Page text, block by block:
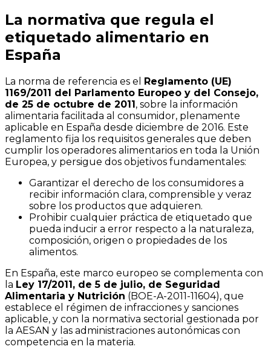
La normativa que regula el
etiquetado alimentario en
España
La norma de referencia es el Reglamento (UE)
1169/2011 del Parlamento Europeo y del Consejo,
de 25 de octubre de 2011, sobre la información
alimentaria facilitada al consumidor, plenamente
aplicable en España desde diciembre de 2016. Este
reglamento fija los requisitos generales que deben
cumplir los operadores alimentarios en toda la Unión
Europea, y persigue dos objetivos fundamentales:
Garantizar el derecho de los consumidores a
recibir información clara, comprensible y veraz
sobre los productos que adquieren.
Prohibir cualquier práctica de etiquetado que
pueda inducir a error respecto a la naturaleza,
composición, origen o propiedades de los
alimentos.
En España, este marco europeo se complementa con
la Ley 17/2011, de 5 de julio, de Seguridad
Alimentaria y Nutrición (BOE-A-2011-11604), que
establece el régimen de infracciones y sanciones
aplicable, y con la normativa sectorial gestionada por
la AESAN y las administraciones autonómicas con
competencia en la materia.